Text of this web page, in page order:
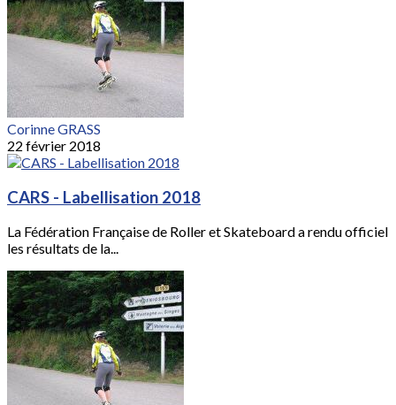
Corinne GRASS
22 février 2018
CARS - Labellisation 2018
La Fédération Française de Roller et Skateboard a rendu officiel
les résultats de la...